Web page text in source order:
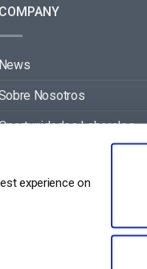
experience on
COMPANY
News
Nosotros
Laborales